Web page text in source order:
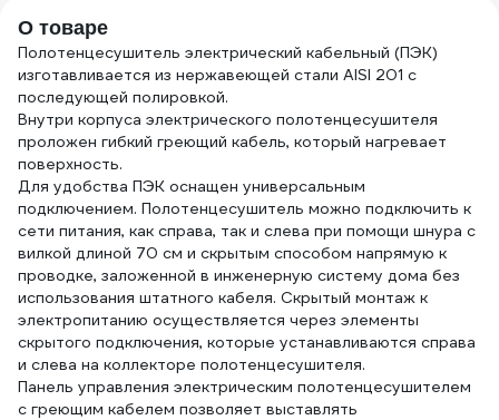
О товаре
Полотенцесушитель электрический кабельный (ПЭК)
изготавливается из нержавеющей стали AISI 201 с
последующей полировкой.
Внутри корпуса электрического полотенцесушителя
проложен гибкий греющий кабель, который нагревает
поверхность.
Для удобства ПЭК оснащен универсальным
подключением. Полотенцесушитель можно подключить к
сети питания, как справа, так и слева при помощи шнура с
вилкой длиной 70 см и скрытым способом напрямую к
проводке, заложенной в инженерную систему дома без
использования штатного кабеля. Скрытый монтаж к
электропитанию осуществляется через элементы
скрытого подключения, которые устанавливаются справа
и слева на коллекторе полотенцесушителя.
Панель управления электрическим полотенцесушителем
с греющим кабелем позволяет выставлять